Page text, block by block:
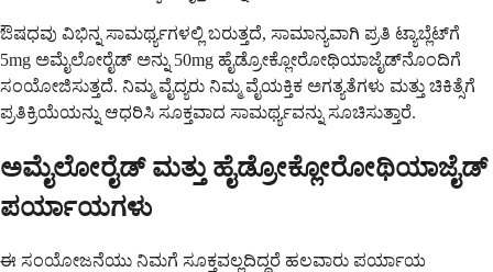
ಔಷಧವು ವಿಭಿನ್ನ ಸಾಮರ್ಥ್ಯಗಳಲ್ಲಿ ಬರುತ್ತದೆ, ಸಾಮಾನ್ಯವಾಗಿ ಪ್ರತಿ ಟ್ಯಾಬ್ಲೆಟ್‌ಗೆ
5mg ಅಮೈಲೋರೈಡ್ ಅನ್ನು 50mg ಹೈಡ್ರೋಕ್ಲೋರೋಥಿಯಾಜೈಡ್‌ನೊಂದಿಗೆ
ಸಂಯೋಜಿಸುತ್ತದೆ. ನಿಮ್ಮ ವೈದ್ಯರು ನಿಮ್ಮ ವೈಯಕ್ತಿಕ ಅಗತ್ಯತೆಗಳು ಮತ್ತು ಚಿಕಿತ್ಸೆಗೆ
ಪ್ರತಿಕ್ರಿಯೆಯನ್ನು ಆಧರಿಸಿ ಸೂಕ್ತವಾದ ಸಾಮರ್ಥ್ಯವನ್ನು ಸೂಚಿಸುತ್ತಾರೆ.
ಅಮೈಲೋರೈಡ್ ಮತ್ತು ಹೈಡ್ರೋಕ್ಲೋರೋಥಿಯಾಜೈಡ್
ಪರ್ಯಾಯಗಳು
ಈ ಸಂಯೋಜನೆಯು ನಿಮಗೆ ಸೂಕ್ತವಲ್ಲದಿದ್ದರೆ ಹಲವಾರು ಪರ್ಯಾಯ